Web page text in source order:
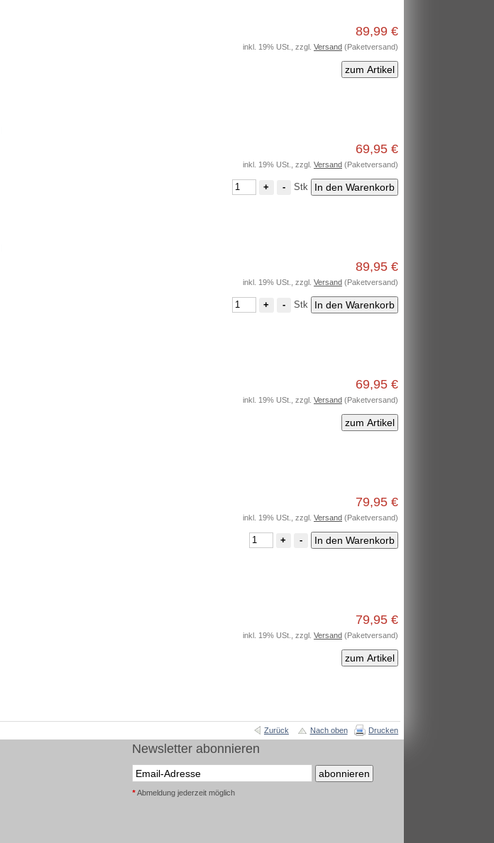
89,99 €
inkl. 19% USt., zzgl. Versand (Paketversand)
zum Artikel
69,95 €
inkl. 19% USt., zzgl. Versand (Paketversand)
+ - Stk
89,95 €
inkl. 19% USt., zzgl. Versand (Paketversand)
+ - Stk
69,95 €
inkl. 19% USt., zzgl. Versand (Paketversand)
zum Artikel
79,95 €
inkl. 19% USt., zzgl. Versand (Paketversand)
+ -
79,95 €
inkl. 19% USt., zzgl. Versand (Paketversand)
zum Artikel
Zurück Nach oben Drucken
Newsletter abonnieren
abonnieren
*Abmeldung jederzeit möglich